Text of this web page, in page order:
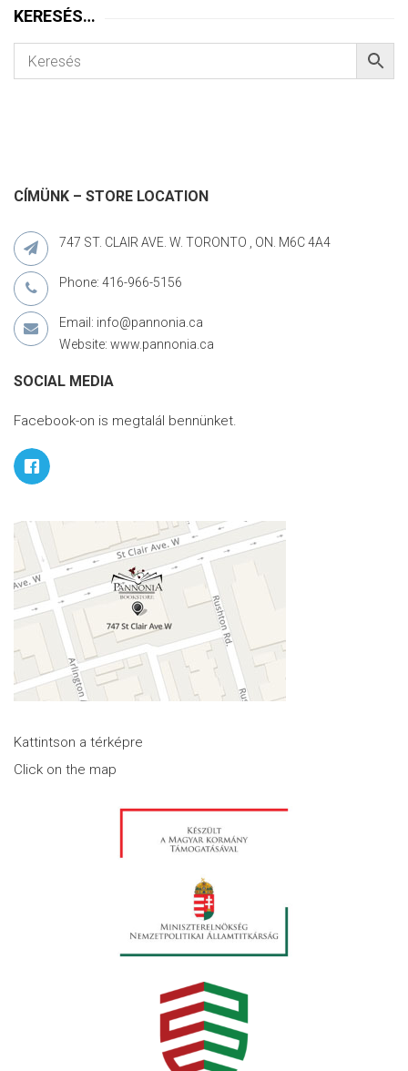
KERESÉS…
CÍMÜNK – STORE LOCATION
747 ST. CLAIR AVE. W. TORONTO , ON. M6C 4A4
Phone: 416-966-5156
Email: info@pannonia.ca
Website: www.pannonia.ca
SOCIAL MEDIA
Facebook-on is megtalál bennünket.
Kattintson a térképre
Click on the map